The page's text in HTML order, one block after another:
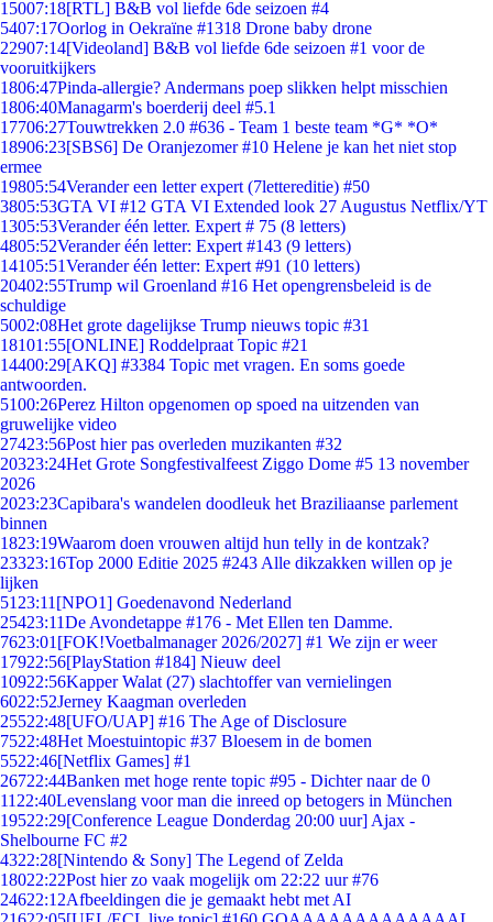
15007:18[RTL] B&B vol liefde 6de seizoen #4
5407:17Oorlog in Oekraïne #1318 Drone baby drone
22907:14[Videoland] B&B vol liefde 6de seizoen #1 voor de
vooruitkijkers
1806:47Pinda-allergie? Andermans poep slikken helpt misschien
1806:40Managarm's boerderij deel #5.1
17706:27Touwtrekken 2.0 #636 - Team 1 beste team *G* *O*
18906:23[SBS6] De Oranjezomer #10 Helene je kan het niet stop
ermee
19805:54Verander een letter expert (7lettereditie) #50
3805:53GTA VI #12 GTA VI Extended look 27 Augustus Netflix/YT
1305:53Verander één letter. Expert # 75 (8 letters)
4805:52Verander één letter: Expert #143 (9 letters)
14105:51Verander één letter: Expert #91 (10 letters)
20402:55Trump wil Groenland #16 Het opengrensbeleid is de
schuldige
5002:08Het grote dagelijkse Trump nieuws topic #31
18101:55[ONLINE] Roddelpraat Topic #21
14400:29[AKQ] #3384 Topic met vragen. En soms goede
antwoorden.
5100:26Perez Hilton opgenomen op spoed na uitzenden van
gruwelijke video
27423:56Post hier pas overleden muzikanten #32
20323:24Het Grote Songfestivalfeest Ziggo Dome #5 13 november
2026
2023:23Capibara's wandelen doodleuk het Braziliaanse parlement
binnen
1823:19Waarom doen vrouwen altijd hun telly in de kontzak?
23323:16Top 2000 Editie 2025 #243 Alle dikzakken willen op je
lijken
51 23:11 [NPO1] Goedenavond Nederland
25423:11De Avondetappe #176 - Met Ellen ten Damme.
7623:01 [FOK!Voetbalmanager 2026/2027] #1 We zijn er weer
17922:56[PlayStation #184] Nieuw deel
10922:56Kapper Walat (27) slachtoffer van vernielingen
6022:52Jerney Kaagman overleden
25522:48[UFO/UAP] #16 The Age of Disclosure
7522:48Het Moestuintopic #37 Bloesem in de bomen
5522:46[Netflix Games] #1
26722:44Banken met hoge rente topic #95 - Dichter naar de 0
11 22:40Levenslang voor man die inreed op betogers in München
19522:29[Conference League Donderdag 20:00 uur] Ajax -
Shelbourne FC #2
4322:28[Nintendo & Sony] The Legend of Zelda
18022:22Post hier zo vaak mogelijk om 22:22 uur #76
24622:12Afbeeldingen die je gemaakt hebt met AI